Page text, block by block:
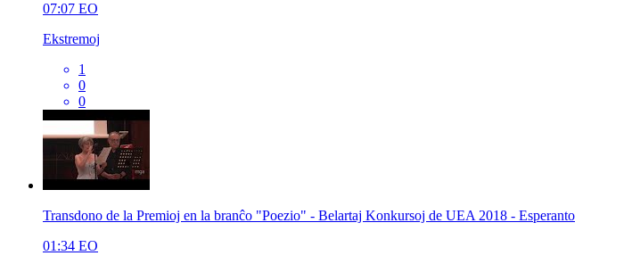
07:07 EO
Ekstremoj
1
0
0
Transdono de la Premioj en la branĉo "Poezio" - Belartaj Konkursoj de UEA 2018 - Esperanto
01:34 EO